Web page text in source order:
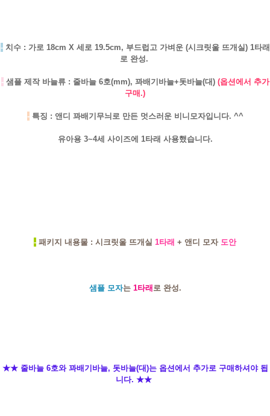
-치수 : 가로 18cm X 세로 19.5cm, 부드럽고 가벼운 (시크릿울 뜨개실) 1타래
로 완성.
-샘플 제작 바늘류 : 줄바늘 6호(mm), 꽈배기바늘+돗바늘(대) (옵션에서 추가
구매.)
-특징 : 앤디 꽈배기무늬로 만든 멋스러운 비니모자입니다. ^^
유아용 3~4세 사이즈에 1타래 사용했습니다.
- 패키지 내용물 : 시크릿울 뜨개실 1타래 + 앤디 모자 도안
샘플 모자는 1타래 로 완성.
★★ 줄바늘 6호와 꽈배기바늘, 돗바늘(대)는 옵션에서 추가로 구매하셔야 됩
니다. ★★